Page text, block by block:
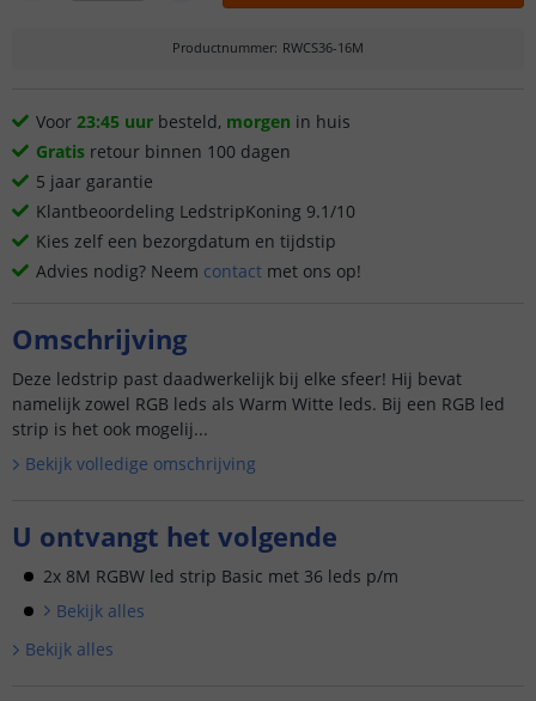
Productnummer: RWCS36-16M
Voor 23:45 uur besteld, morgen in huis
Gratis retour binnen 100 dagen
5 jaar garantie
Klantbeoordeling LedstripKoning 9.1/10
Kies zelf een bezorgdatum en tijdstip
Advies nodig? Neem contact met ons op!
Omschrijving
Deze ledstrip past daadwerkelijk bij elke sfeer! Hij bevat
namelijk zowel RGB leds als Warm Witte leds. Bij een RGB led
strip is het ook mogelij...
Bekijk volledige omschrijving
U ontvangt het volgende
2x 8M RGBW led strip Basic met 36 leds p/m
Bekijk alles
Bekijk alles